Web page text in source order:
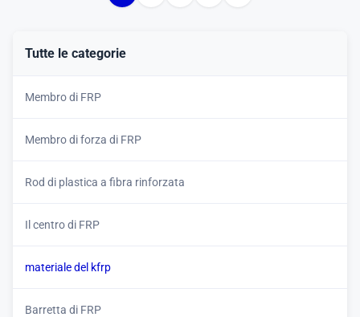
Tutte le categorie
Membro di FRP
Membro di forza di FRP
Rod di plastica a fibra rinforzata
Il centro di FRP
materiale del kfrp
Barretta di FRP